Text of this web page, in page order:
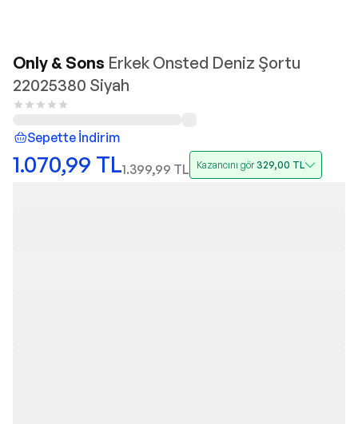
Only & Sons Erkek Onsted Deniz Şortu
22025380 Siyah
Sepette İndirim
1.070,99 TL1.399,99 TL Kazancını gör329,00 TL